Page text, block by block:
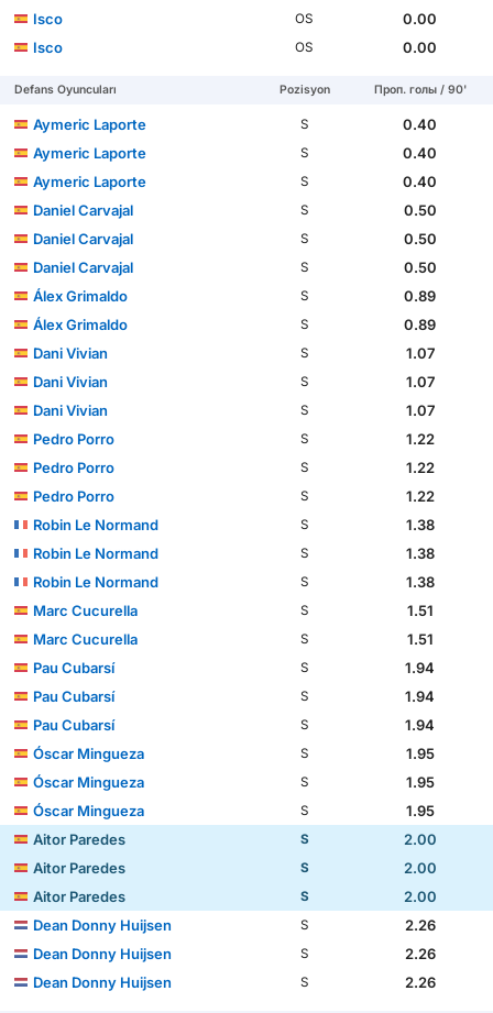
Isco
OS
0.00
Isco
OS 0.00
Defans Oyuncuları Pozisyon Проп. голы / 90'
Aymeric Laporte S
0.40
Aymeric Laporte
S
0.40
Aymeric Laporte
S
0.40
Daniel Carvajal
S
0.50
Daniel Carvajal
S
0.50
Daniel Carvajal
S
0.50
Álex Grimaldo
S
0.89
Álex Grimaldo
S
0.89
Dani Vivian
S
1.07
Dani Vivian
S
1.07
Dani Vivian
S
1.07
Pedro Porro
S
1.22
Pedro Porro
S
1.22
Pedro Porro
S
1.22
Robin Le Normand
S
1.38
Robin Le Normand
S
1.38
Robin Le Normand
S
1.38
Marc Cucurella
S
1.51
Marc Cucurella
S
1.51
Pau Cubarsí
S
1.94
Pau Cubarsí
S
1.94
Pau Cubarsí
S
1.94
Óscar Mingueza
S
1.95
Óscar Mingueza
S
1.95
Óscar Mingueza
S
1.95
Aitor Paredes
S
2.00
Aitor Paredes
S
2.00
Aitor Paredes
S
2.00
Dean Donny Huijsen
S
2.26
Dean Donny Huijsen
S
2.26
Dean Donny Huijsen
S 2.26